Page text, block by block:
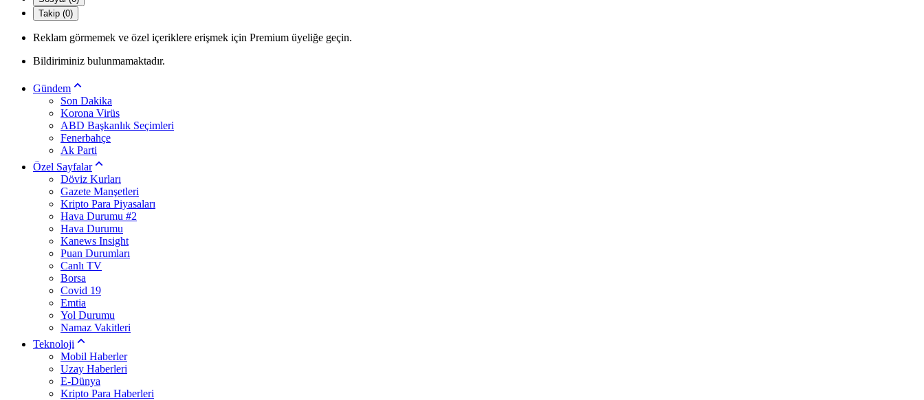
Takip (0)
Reklam görmemek ve özel içeriklere erişmek için Premium üyeliğe geçin.
Bildiriminiz bulunmamaktadır.
Gündem
Son Dakika
Korona Virüs
ABD Başkanlık Seçimleri
Fenerbahçe
Ak Parti
Özel Sayfalar
Döviz Kurları
Gazete Manşetleri
Kripto Para Piyasaları
Hava Durumu #2
Hava Durumu
Kanews Insight
Puan Durumları
Canlı TV
Borsa
Covid 19
Emtia
Yol Durumu
Namaz Vakitleri
Teknoloji
Mobil Haberler
Uzay Haberleri
E-Dünya
Kripto Para Haberleri